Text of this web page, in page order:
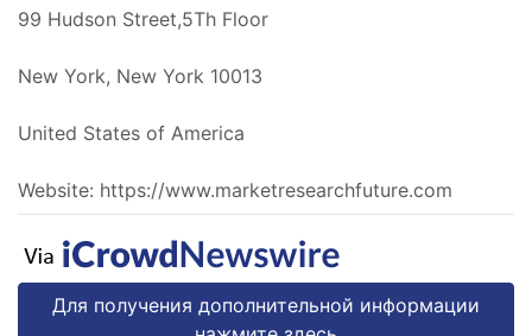
99 Hudson Street,5Th Floor
New York, New York 10013
United States of America
Website: https://www.marketresearchfuture.com
Для получения дополнительной информации